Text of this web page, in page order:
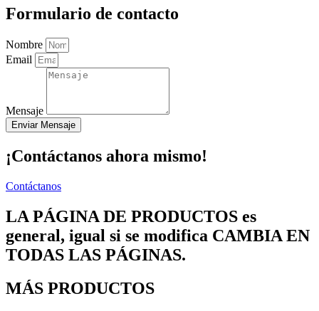
Formulario de contacto
Nombre
Email
Mensaje
Enviar Mensaje
¡Contáctanos ahora mismo!
Contáctanos
LA PÁGINA DE PRODUCTOS es
general, igual si se modifica CAMBIA EN
TODAS LAS PÁGINAS.
MÁS PRODUCTOS